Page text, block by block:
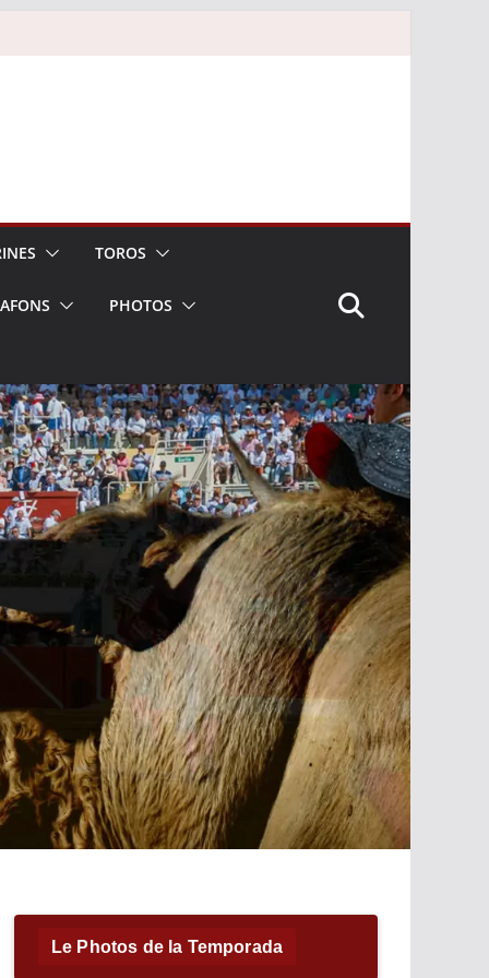
TOROS
PHOTOS
Le Photos de la Temporada